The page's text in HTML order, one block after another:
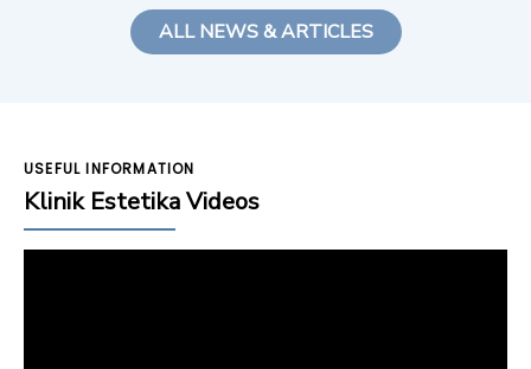
ALL NEWS & ARTICLES
USEFUL INFORMATION
Klinik Estetika Videos